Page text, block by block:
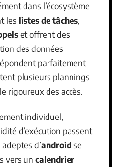
dans l’écosystème
les listes de tâches,
et offrent des
des données
parfaitement
plusieurs plannings
rigoureux des accès.
individuel,
d’exécution passent
d’androidse
vers un calendrier